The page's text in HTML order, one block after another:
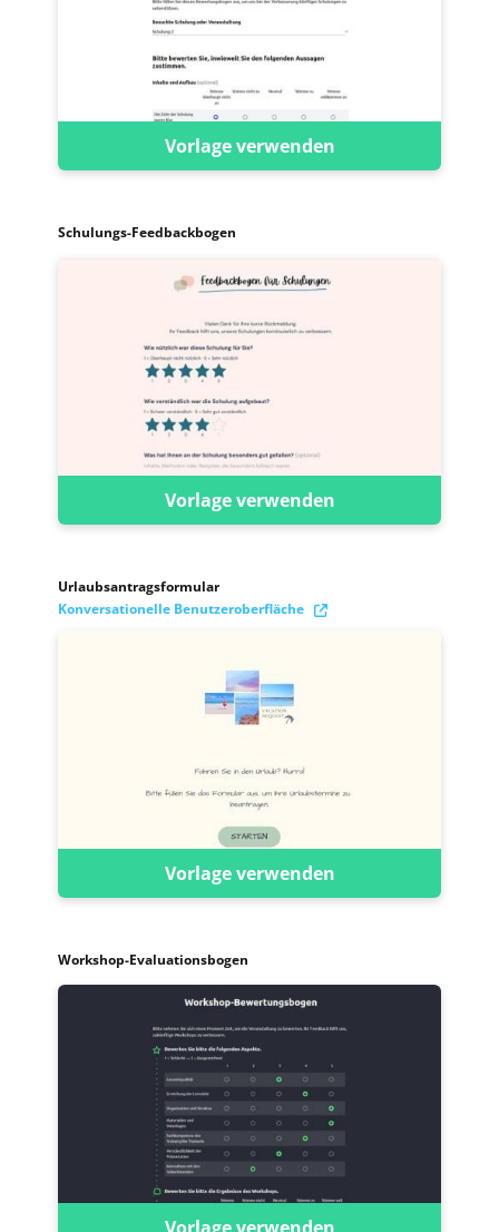
Vorlage verwenden
Schulungs-Feedbackbogen
Vorlage verwenden
Urlaubsantragsformular
Konversationelle Benutzeroberfläche
Vorlage verwenden
Workshop-Evaluationsbogen
Vorlage verwenden